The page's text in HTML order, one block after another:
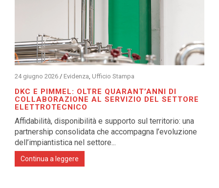
24 giugno 2026 / Evidenza Ufficio Stampa
DKC E PIMMEL: OLTRE QUARANT’ANNI DI
COLLABORAZIONE AL SERVIZIO DEL SETTORE
ELETTROTECNICO
Affidabilità, disponibilità e supporto sul territorio: una
partnership consolidata che accompagna l’evoluzione
dell’impiantistica nel settore...
Continua a leggere